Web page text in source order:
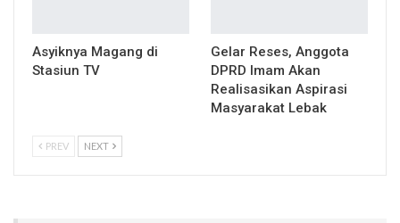
Asyiknya Magang di
Stasiun TV
Gelar Reses, Anggota
DPRD Imam Akan
Realisasikan Aspirasi
Masyarakat Lebak
PREV NEXT